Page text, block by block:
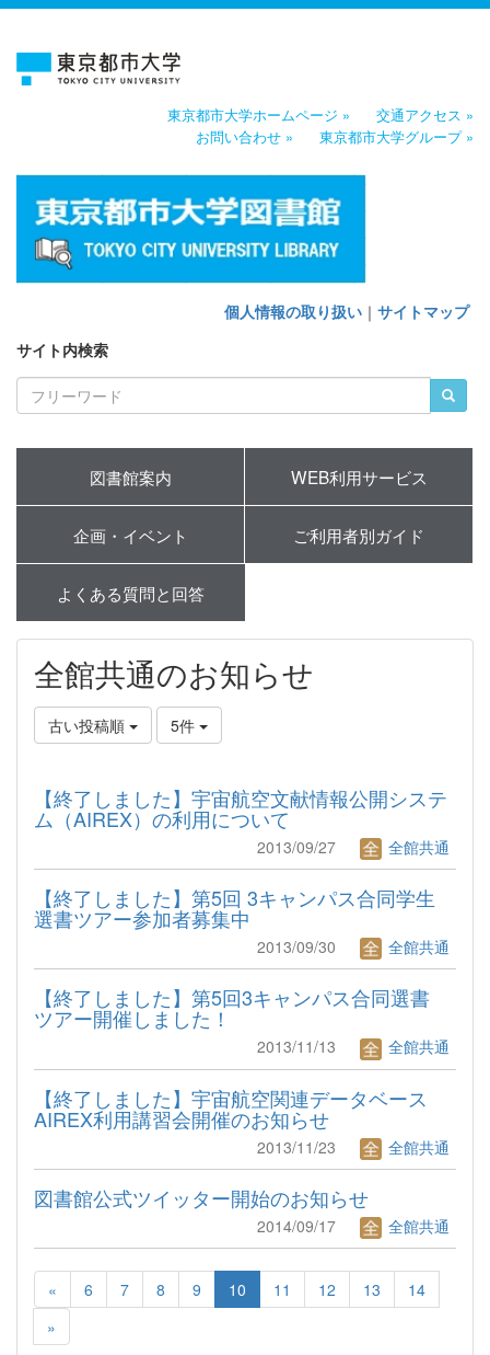
東京都市大学ホームページ »
交通アクセス »
お問い合わせ »
東京都市大学グループ »
個人情報の取り扱い ｜ サイトマップ
サイト内検索
図書館案内 WEB利用サービス
企画・イベント ご利用者別ガイド
よくある質問と回答
全館共通のお知らせ
古い投稿順 5件
【終了しました】宇宙航空文献情報公開システ
ム（AIREX）の利用について
2013/09/27 全館共通
【終了しました】第5回 3キャンパス合同学生
選書ツアー参加者募集中
2013/09/30 全館共通
【終了しました】第5回3キャンパス合同選書
ツアー開催しました！
2013/11/13 全館共通
【終了しました】宇宙航空関連データベース
AIREX利用講習会開催のお知らせ
2013/11/23 全館共通
図書館公式ツイッター開始のお知らせ
2014/09/17 全館共通
« 6 7 8 9 10 11 12 13
14
»